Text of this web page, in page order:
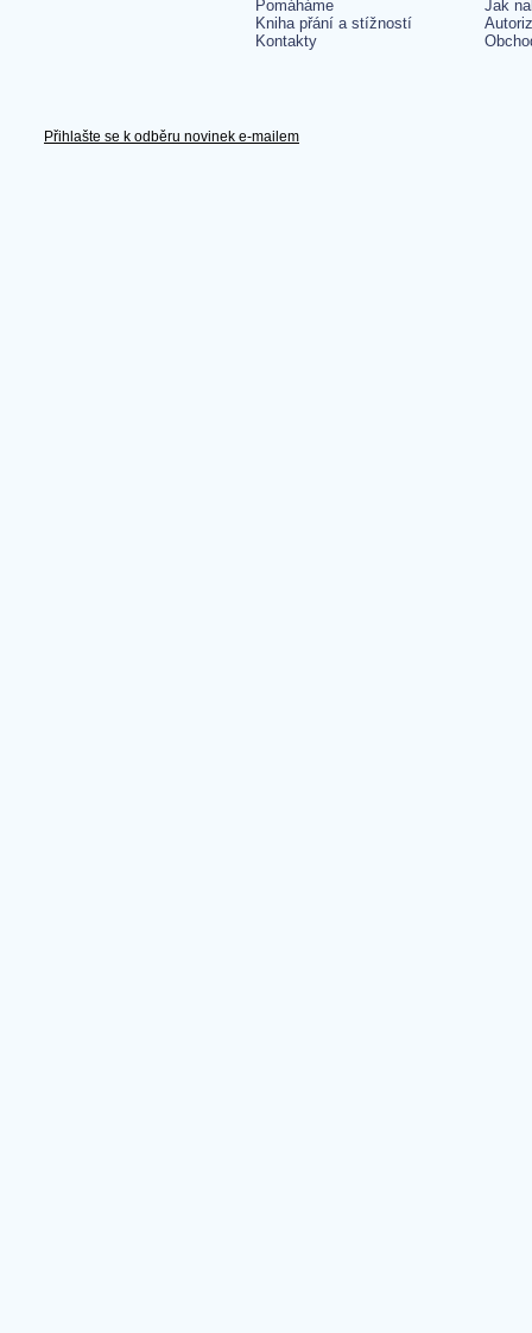
Pomáháme
Kniha přání a stížností
Kontakty
Jak
Přihlašte se k odběru novinek e-mailem